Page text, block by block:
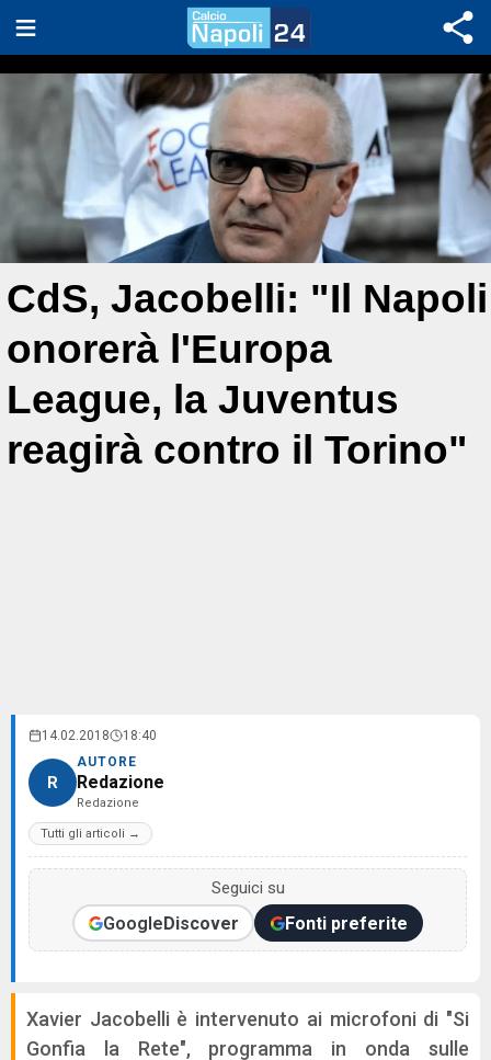
CdS, Jacobelli: "Il Napoli
onorerà l'Europa
League, la Juventus
reagirà contro il Torino"
14.02.2018 18:40
R
AUTORE
Redazione
Redazione
Tutti gli articoli →
Seguici su
GoogleDiscover Fonti preferite
Xavier Jacobelli è intervenuto ai microfoni di "Si
Gonfia la Rete", programma in onda sulle